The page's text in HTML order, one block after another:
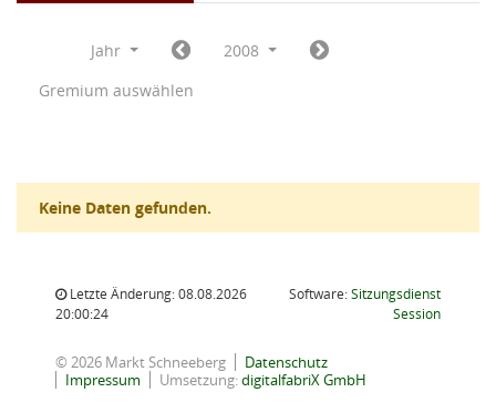
Jahr
2008
Gremium auswählen
Keine Daten gefunden.
Letzte Änderung: 08.08.2026
20:00:24
Software:Sitzungsdienst
Session(Wird in
© 2026 Markt Schneeberg
Datenschutz
Impressum
Umsetzung:digitalfabriX GmbH